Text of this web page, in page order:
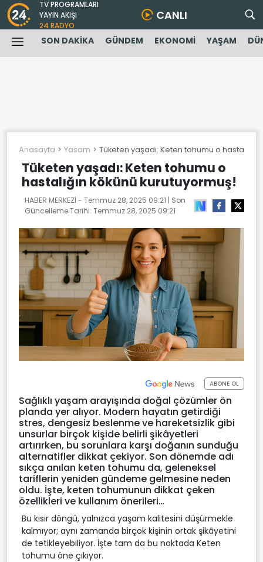
TV PROGRAMLARI
YAYIN AKIŞI
24 RADYO
CANLI
SON DAKİKA GÜNDEM EKONOMİ YAŞAM
Anasayfa Yasam Tüketen yaşadı: Keten tohumu o
Tüketen yaşadı: Keten tohumu o
hastalığın kökünü kurutuyormuş!
HABER MERKEZİ - Temmuz 28, 2025 09:21 | Son
Güncelleme Tarihi: Temmuz 28, 2025 09:21
ABONE OL
Sağlıklı yaşam arayışında doğal çözümler ön
planda yer alıyor. Modern hayatın getirdiği
stres, dengesiz beslenme ve hareketsizlik gibi
unsurlar birçok kişide belirli şikâyetleri
artırırken, bu sorunlara karşı doğanın sunduğu
alternatifler dikkat çekiyor. Son dönemde adı
sıkça anılan keten tohumu da, geleneksel
tariflerin yeniden gündeme gelmesine neden
oldu. İşte, keten tohumunun dikkat çeken
özellikleri ve kullanım önerileri…
Bu kısır döngü, yalnızca yaşam kalitesini düşürmekle
kalmıyor; aynı zamanda birçok kişinin ortak şikâyetini
de tetikleyebiliyor. İşte tam da bu noktada Keten
tohumu öne çıkıyor.